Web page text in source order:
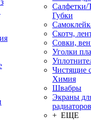
Салфетки/
Губки
Скотч,
Совки,
Уголки
Чистящие
Химия
Швабры
Экраны
радиаторов
+ ЕЩЕ